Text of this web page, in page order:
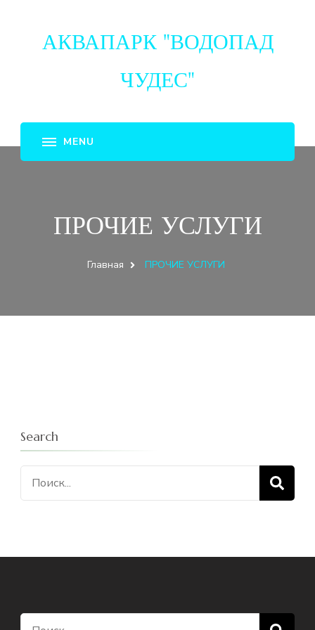
АКВАПАРК "ВОДОПАД
ЧУДЕС"
ПРОЧИЕ УСЛУГИ
Главная ПРОЧИЕ УСЛУГИ
Search
Искать:
Искать: